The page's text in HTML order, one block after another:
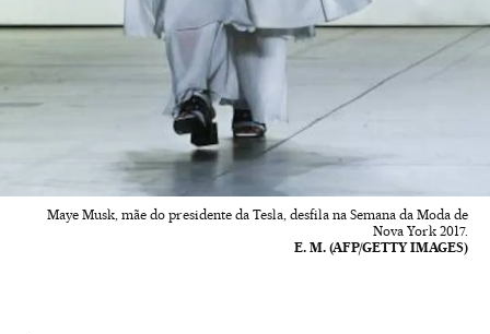
Maye Musk, mãe do presidente da Tesla, desfila na Semana da Moda de
Nova York 2017.
E. M. (AFP/GETTY IMAGES)